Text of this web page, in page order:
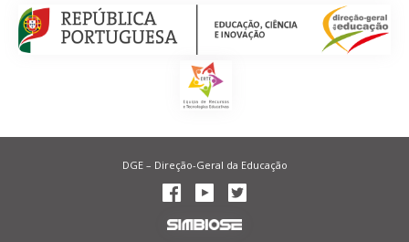
DGE – Direção-Geral da Educação